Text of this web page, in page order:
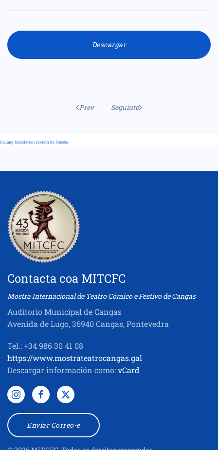
Descargar
Prev Seguinte
FaLang translation system by Faboba
Contacta coa MITCFC
Mostra Internacional de Teatro Cómico e Festivo de Cangas
Auditorio Municipal de Cangas
Avenida de Lugo, 36940 Cangas, Pontevedra
Tel.: +34 986 30 41 08
https://www.mostrateatrocangas.gal
Descargar información como:vCard
Enviar Correo-e